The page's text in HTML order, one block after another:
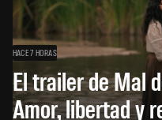
HACE 7 HORAS
El trailer de Mal
Amor, libertad y